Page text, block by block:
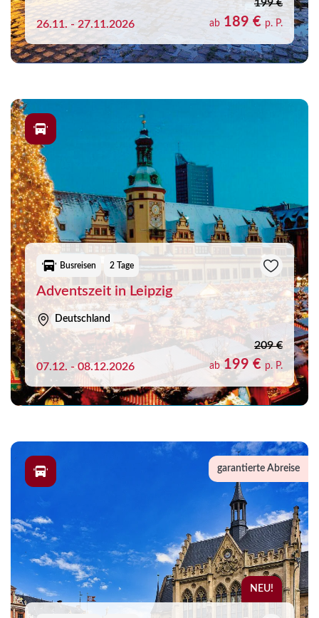
26.11. - 27.11.2026
199 €
ab 189 € p. P.
Busreisen 2 Tage
Adventszeit in Leipzig
Deutschland
07.12. - 08.12.2026
209 €
ab199 € p. P.
garantierte Abreise
NEU!